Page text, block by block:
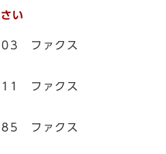
い
ファクス
ファクス
ファクス